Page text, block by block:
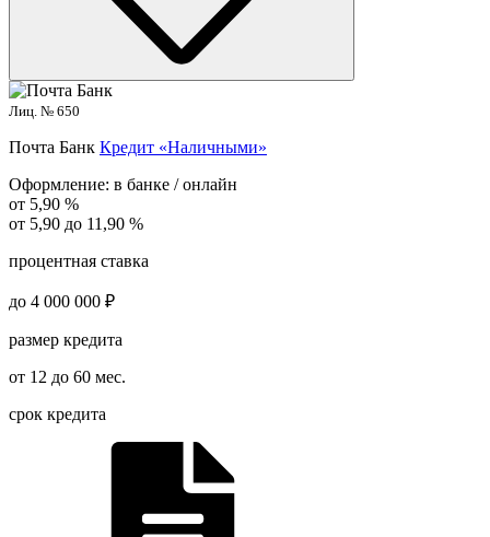
Лиц. № 650
Почта Банк Кредит «Наличными»
Оформление: в банке / онлайн
от 5,90 %
от 5,90 до 11,90 %
процентная ставка
до 4 000 000 ₽
размер кредита
от 12 до 60 мес.
срок кредита